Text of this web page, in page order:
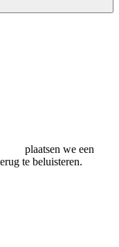
plaatsen we een
te beluisteren.